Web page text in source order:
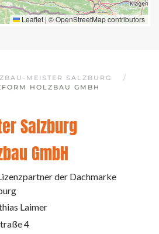
Leaflet | ©OpenStreetMapcontributors
MEISTER SALZBURG
HOLZBAU GMBH
Salzburg
GmbH
der Dachmarke
Laimer
4